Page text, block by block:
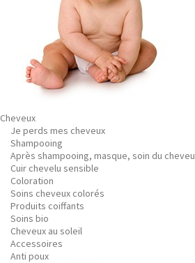
Cheveux
Je perds mes cheveux
Shampooing
Après shampooing, masque, soin du cheveu
Cuir chevelu sensible
Coloration
Soins cheveux colorés
Produits coiffants
Soins bio
Cheveux au soleil
Accessoires
Anti poux